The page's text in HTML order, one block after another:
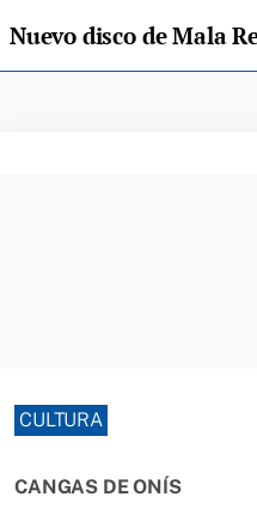
CULTURA
CANGAS DE ONÍS